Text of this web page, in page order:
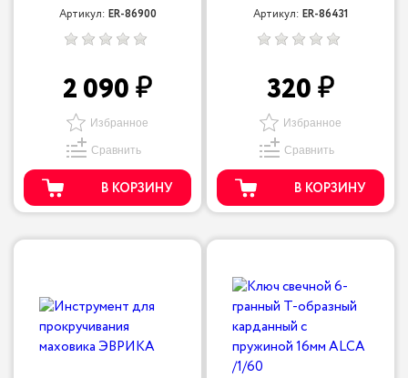
Артикул: ER-86900
2 090
Избранное
Сравнить
В КОРЗИНУ
Артикул: ER-86431
320
Избранное
Сравнить
В КОРЗИНУ